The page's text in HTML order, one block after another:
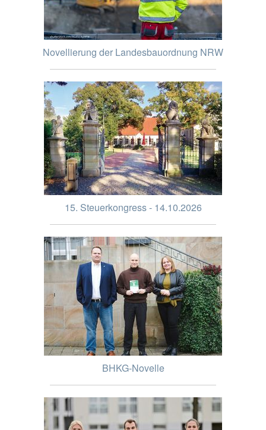
Novellierung der Landesbauordnung NRW
15. Steuerkongress - 14.10.2026
BHKG-Novelle